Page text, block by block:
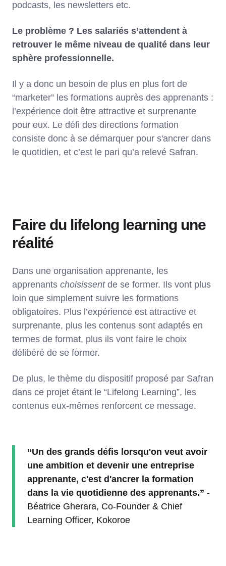
podcasts, les newsletters etc.
Le problème ? Les salariés s’attendent à
retrouver le même niveau de qualité dans leur
sphère professionnelle.
Il y a donc un besoin de plus en plus fort de
“marketer” les formations auprès des apprenants :
l’expérience doit être attractive et surprenante
pour eux. Le défi des directions formation
consiste donc à se démarquer pour s'ancrer dans
le quotidien, et c’est le pari qu’a relevé Safran.
Faire du lifelong learning une
réalité
Dans une organisation apprenante, les
apprenants choisissentde se former. Ils vont plus
loin que simplement suivre les formations
obligatoires. Plus l’expérience est attractive et
surprenante, plus les contenus sont adaptés en
termes de format, plus ils vont faire le choix
délibéré de se former.
De plus, le thème du dispositif proposé par Safran
dans ce projet étant le “Lifelong Learning”, les
contenus eux-mêmes renforcent ce message.
“Un des grands défis lorsqu'on veut avoir
une ambition et devenir une entreprise
apprenante, c'est d'ancrer la formation
dans la vie quotidienne des apprenants.” -
Béatrice Gherara, Co-Founder & Chief
Learning Officer, Kokoroe